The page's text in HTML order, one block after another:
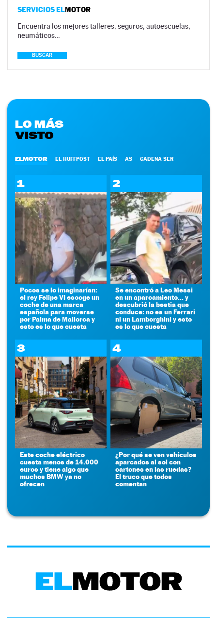
SERVICIOS ELMOTOR
Encuentra los mejores talleres, seguros, autoescuelas,
neumáticos…
BUSCAR
LO MÁS
VISTO
ELMOTOR EL HUFFPOST EL PAÍS AS CADENA SER
1
Pocos se lo imaginarían:
el rey Felipe VI escoge un
coche de una marca
española para moverse
por Palma de Mallorca y
esto es lo que cuesta
2
Se encontró a Leo Messi
en un aparcamiento... y
descubrió la bestia que
conduce: no es un Ferrari
ni un Lamborghini y esto
es lo que cuesta
3
Este coche eléctrico
cuesta menos de 14.000
euros y tiene algo que
muchos BMW ya no
ofrecen
4
¿Por qué se ven vehículos
aparcados al sol con
cartones en las ruedas?
El truco que todos
comentan